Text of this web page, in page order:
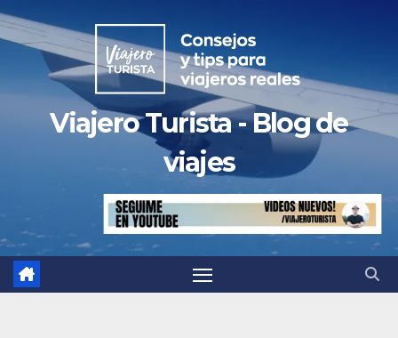
Saltar
al
contenido
Viajero Turista - Blog de
viajes